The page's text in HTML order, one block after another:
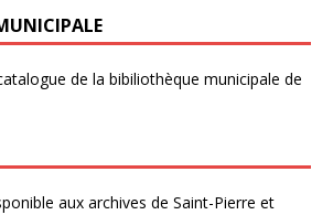
de la bibiliothèque municipale de
aux archives de Saint-Pierre et